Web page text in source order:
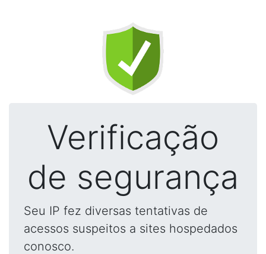
Verificação
de segurança
Seu IP fez diversas tentativas de
acessos suspeitos a sites hospedados
conosco.